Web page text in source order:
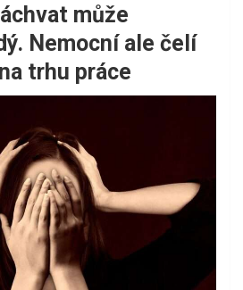
může
Nemocní ale čelí
trhu práce